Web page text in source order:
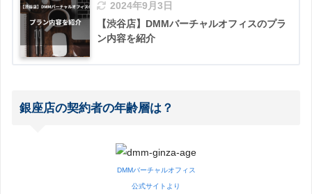
2024年9月3日
【渋谷店】DMMバーチャルオフィスのプラ
ン内容を紹介
銀座店の契約者の年齢層は？
DMMバーチャルオフィス
公式サイトより